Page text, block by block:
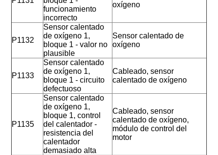
funcionamiento
incorrecto
oxígeno
P1132
Sensor calentado
de oxígeno 1,
bloque 1 - valor no
plausible
Sensor calentado de
oxígeno
P1133
Sensor calentado
de oxígeno 1,
bloque 1 - circuito
defectuoso
Cableado, sensor
calentado de oxígeno
P1135
Sensor calentado
de oxígeno 1,
bloque 1, control
del calentador -
resistencia del
calentador
demasiado alta
Cableado, sensor
calentado de oxígeno,
módulo de control del
motor